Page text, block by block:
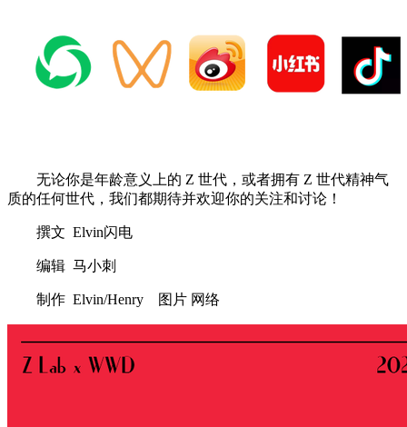
无论你是年龄意义上的 Z 世代，或者拥有 Z 世代精神气
质的任何世代，我们都期待并欢迎你的关注和讨论！
撰文 Elvin闪电
编辑 马小刺
制作 Elvin/Henry 图片 网络